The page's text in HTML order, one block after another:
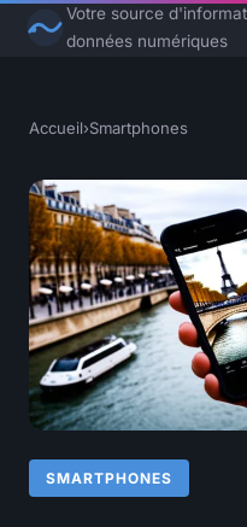
Votre source
données numériques
Accueil›Smartphones
SMARTPHONES